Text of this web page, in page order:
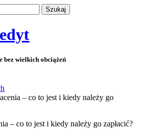
bez wielkich obciążeń
– co to jest i kiedy należy go